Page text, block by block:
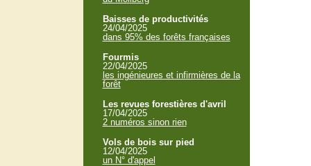
Baisses de productivités
24/04/2025
dans 95% des forêts françaises
Fourmis
22/04/2025
les ingénieures et infirmières de la
forêt
Les revues forestières d'avril
17/04/2025
2 numéros sinon rien
Vols de bois sur pied
12/04/2025
un N° d'appel